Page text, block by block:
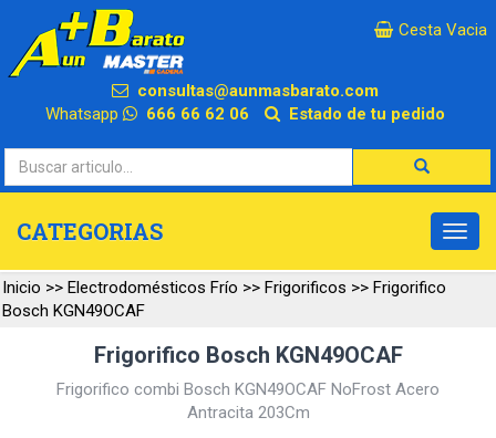
×
Cesta Vacia
consultas@aunmasbarato.com
Whatsapp
666 66 62 06 Estado de tu pedido
CATEGORIAS
Inicio >> Electrodomésticos Frío >> Frigorificos >> Frigorifico
Bosch KGN49OCAF
Frigorifico Bosch KGN49OCAF
Frigorifico combi Bosch KGN49OCAF NoFrost Acero
Antracita 203Cm